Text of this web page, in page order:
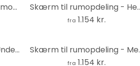
Japansk foldevæg til rumopdeling - Vintage magnolier, 3-delt Skærm til
fra 1.154 kr.
Screen room divider - Underholdning, 3-delt Skærm til
fra 1.154 kr.